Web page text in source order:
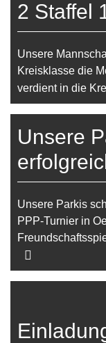
2 Staffel
Unsere
Kreisklasse die
verdient in die
Unsere
Unsere Parkis
PPP-Turnier in